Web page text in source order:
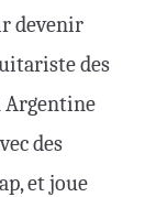
devenir
des
Argentine
des
et joue